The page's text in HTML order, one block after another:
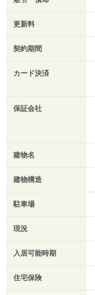
更新料
契約期間
カード決済
保証会社
建物名
建物構造
駐車場
現況
入居可能時期
住宅保険